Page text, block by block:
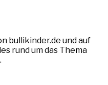
bullikinder.de und auf
rund um das Thema